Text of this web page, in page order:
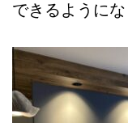
できるようにな